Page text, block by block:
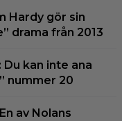
Hardy gör sin
drama från 2013
Du kan inte ana
nummer 20
av Nolans